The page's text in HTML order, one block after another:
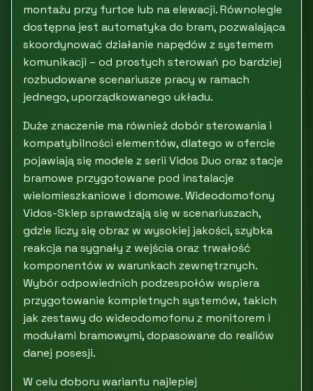
montażu przy furtce lub na elewacji. Równolegle
dostępna jest automatyka do bram, pozwalająca
skoordynować działanie napędów z systemem
komunikacji – od prostych sterowań po bardziej
rozbudowane scenariusze pracy w ramach
jednego, uporządkowanego układu.
Duże znaczenie ma również dobór sterowania i
kompatybilności elementów, dlatego w ofercie
pojawiają się modele z serii Vidos Duo oraz stacje
bramowe przygotowane pod instalacje
wielomieszkaniowe i domowe. Wideodomofony
Vidos-Sklep sprawdzają się w scenariuszach,
gdzie liczy się obraz w wysokiej jakości, szybka
reakcja na sygnały z wejścia oraz trwałość
komponentów w warunkach zewnętrznych.
Wybór odpowiednich podzespołów wspiera
przygotowanie kompletnych systemów, takich
jak zestawy do wideodomofonu z monitorem i
modułami bramowymi, dopasowane do realiów
danej posesji.
W celu doboru wariantu najlepiej